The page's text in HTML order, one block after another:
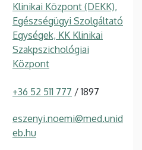
Klinikai Központ (DEKK),
Egészségügyi Szolgáltató
Egységek, KK Klinikai
Szakpszichológiai
Központ
+36 52 511 777 / 1897
eszenyi.noemi@med.unid
eb.hu